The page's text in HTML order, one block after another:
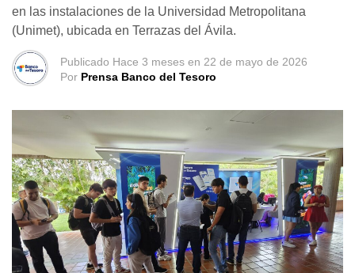
en las instalaciones de la Universidad Metropolitana
(Unimet), ubicada en Terrazas del Ávila.
Publicado Hace 3 meses en 22 de mayo de 2026
Por Prensa Banco del Tesoro